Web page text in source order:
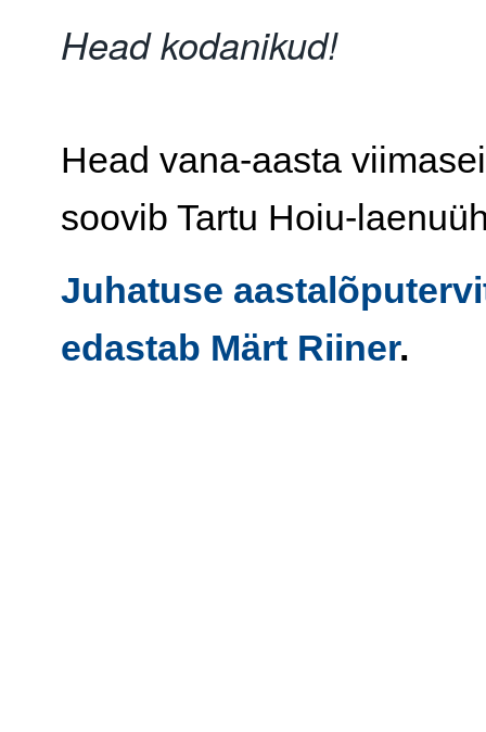
Head kodanikud!
Head vana-aasta
soovib Tartu Hoiu-
Juhatuse
edastab Märt Riiner.